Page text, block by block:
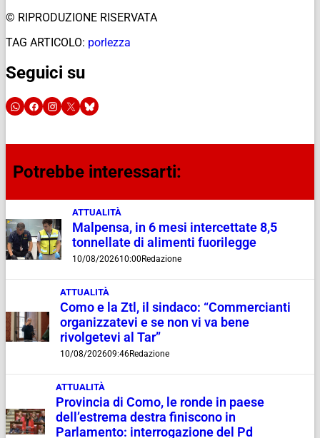
© RIPRODUZIONE RISERVATA
TAG ARTICOLO: porlezza
Seguici su
Potrebbe interessarti:
ATTUALITÀ
Malpensa, in 6 mesi intercettate 8,5
tonnellate di alimenti fuorilegge
10/08/202610:00 Redazione
ATTUALITÀ
Como e la Ztl, il sindaco: “Commercianti
organizzatevi e se non vi va bene
rivolgetevi al Tar”
10/08/202609:46Redazione
ATTUALITÀ
Provincia di Como, le ronde in paese
dell’estrema destra finiscono in
Parlamento: interrogazione del Pd